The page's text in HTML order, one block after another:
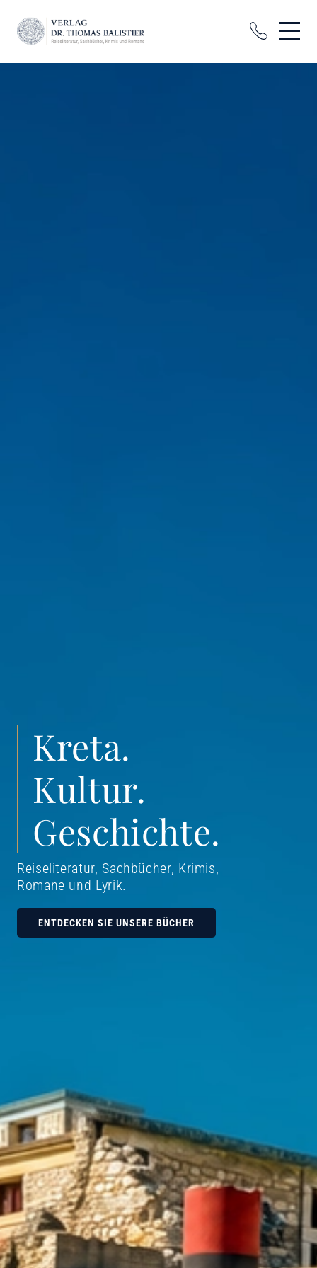
Kreta.
Kultur.
Geschichte.
Reiseliteratur, Sachbücher, Krimis,
Romane und Lyrik.
ENTDECKEN SIE UNSERE BÜCHER